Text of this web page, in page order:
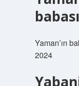
Yaman’ın
2024